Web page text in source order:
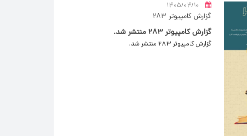
۱۴۰۵/۰۴/۱۰
گزارش کامپیوتر 283
گزارش کامپیوتر 283 منتشر شد.
گزارش کامپیوتر 283 منتشر شد.